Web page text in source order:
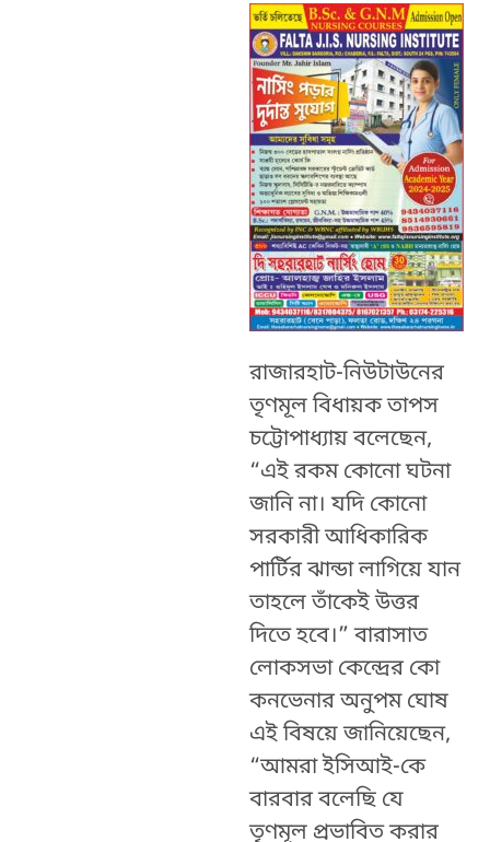
রাজারহাট-নিউটাউনের
তৃণমূল বিধায়ক তাপস
চট্টোপাধ্যায় বলেছেন,
“এই রকম কোনো ঘটনা
জানি না। যদি কোনো
সরকারী আধিকারিক
পার্টির ঝান্ডা লাগিয়ে যান
তাহলে তাঁকেই উত্তর
দিতে হবে।” বারাসাত
লোকসভা কেন্দ্রের কো
কনভেনার অনুপম ঘোষ
এই বিষয়ে জানিয়েছেন,
“আমরা ইসিআই-কে
বারবার বলেছি যে
তৃণমূল প্রভাবিত করার